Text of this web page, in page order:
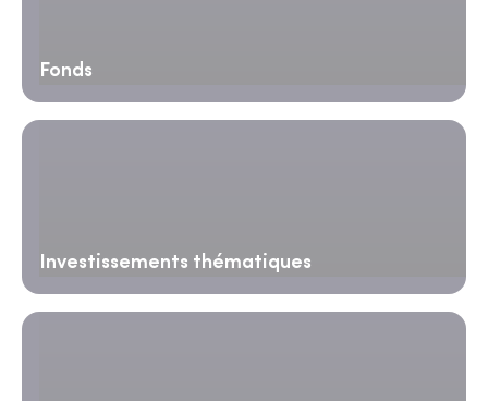
Fonds
Investissements thématiques